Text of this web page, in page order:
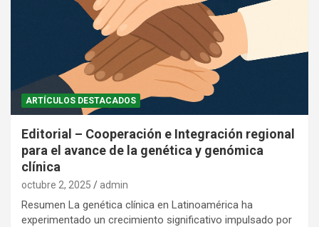
ARTÍCULOS DESTACADOS
Editorial – Cooperación e Integración regional
para el avance de la genética y genómica
clínica
octubre 2, 2025 admin
Resumen La genética clínica en Latinoamérica ha
experimentado un crecimiento significativo impulsado por